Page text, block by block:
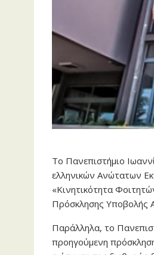
Το Πανεπιστήμιο
ελληνικών Ανώτατων
«Κινητικότητα
Πρόσκλησης Υποβολής
Παράλληλα, το
προηγούμενη